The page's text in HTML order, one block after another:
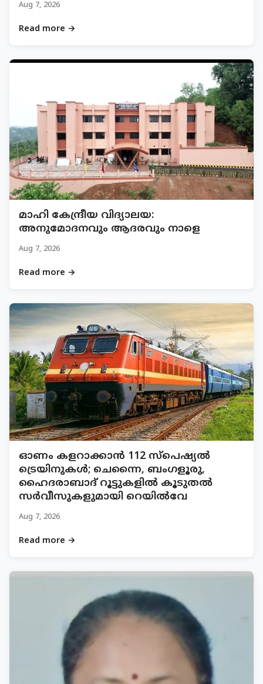
Aug 7, 2026
Read more →
മാഹി കേന്ദ്രീയ വിദ്യാലയ:
അനുമോദനവും ആദരവും നാളെ
Aug 7, 2026
Read more →
ഓണം കളറാക്കാൻ 112 സ്പെഷ്യൽ
ട്രെയിനുകൾ; ചെന്നൈ, ബംഗളൂരു,
ഹൈദരാബാദ് റൂട്ടുകളിൽ കൂടുതൽ
സർവീസുകളുമായി റെയിൽവേ
Aug 7, 2026
Read more →